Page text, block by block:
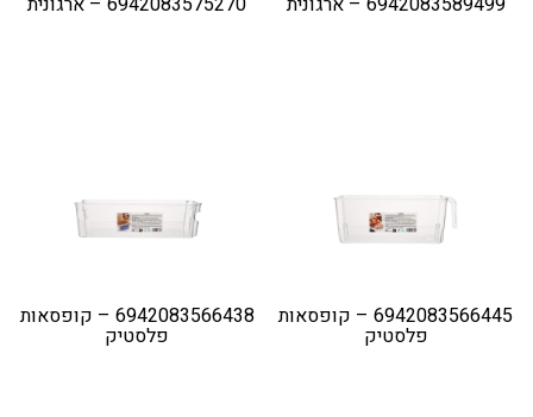
6942083566445 – קופסאות
פלסטיק
6942083566438 – קופסאות
פלסטיק